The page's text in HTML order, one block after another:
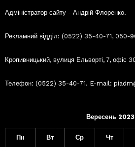
Адміністратор сайту - Андрій Флоренко.
Рекламний відділ: (0522) 35-40-71, 050-
Кропивницький, вулиця Ельворті, 7, офіс
Телефон: (0522) 35-40-71. E-mail:
Вересень 2023
Пн Вт Ср Чт